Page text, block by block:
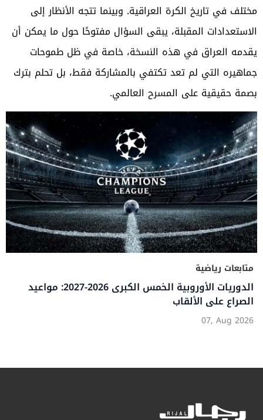
مختلف في تاريخ الكرة العراقية. وبينما تتجه الأنظار إلى
الاستعدادات المقبلة، يبقى السؤال مفتوحًا حول ما يمكن أن
يقدمه العراق في هذه النسخة، خاصة في ظل طموحات
جماهيره التي لم تعد تكتفي بالمشاركة فقط، بل تحلم بترك
بصمة حقيقية على المسرح العالمي.
متابعات رياضية
الدوريات الأوروبية الخمس الكبرى 2026-2027: مواعيد
الصراع على الألقاب
07, Aug 2026